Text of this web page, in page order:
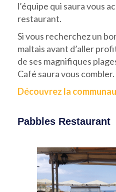
l’équipe qui saura vous
restaurant.
Si vous recherchez un
maltais avant d’aller
de ses magnifiques
Café saura vous combler.
Découvrez la
Pabbles Restaurant